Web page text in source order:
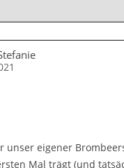
unser eigener
Mal trägt (und